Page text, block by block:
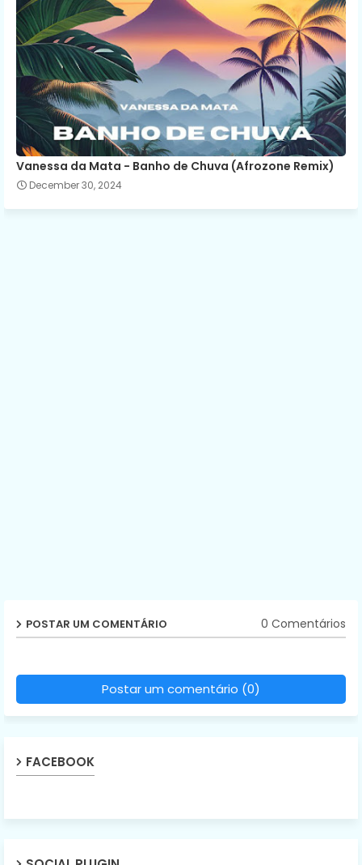
Vanessa da Mata - Banho de Chuva (Afrozone Remix)
December 30, 2024
POSTAR UM COMENTÁRIO 0 Comentários
Postar um comentário (0)
FACEBOOK